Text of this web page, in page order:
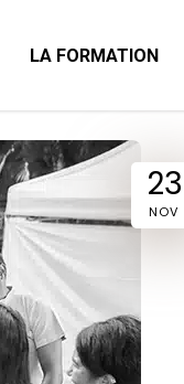
LA FORMATION
23
NOV